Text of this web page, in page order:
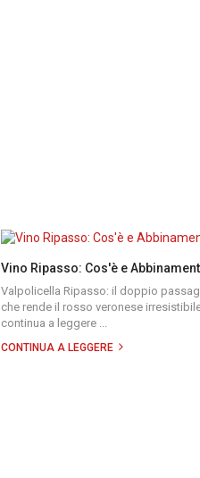
Vino Ripasso: Cos'è e
Valpolicella Ripasso: il doppio
che rende il rosso veronese
continua a leggere ...
CONTINUA A LEGGERE